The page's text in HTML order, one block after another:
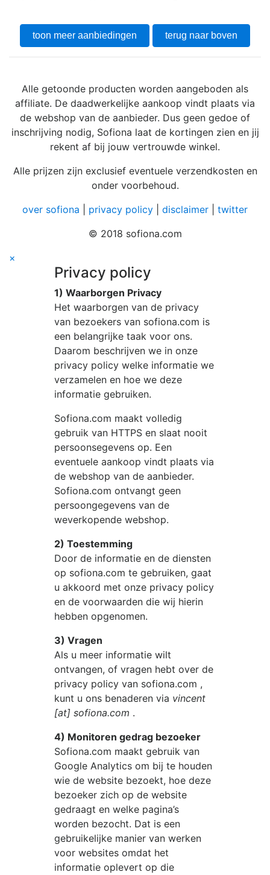
toon meer aanbiedingen terug naar boven
Alle getoonde producten worden aangeboden als
affiliate. De daadwerkelijke aankoop vindt plaats via
de webshop van de aanbieder. Dus geen gedoe of
inschrijving nodig, Sofiona laat de kortingen zien en jij
rekent af bij jouw vertrouwde winkel.
Alle prijzen zijn exclusief eventuele verzendkosten en
onder voorbehoud.
over sofiona
privacy policy disclaimer
twitter
© 2018 sofiona.com
×
Privacy policy
1) Waarborgen Privacy
Het waarborgen van de privacy
van bezoekers van sofiona.com is
een belangrijke taak voor ons.
Daarom beschrijven we in onze
privacy policy welke informatie we
verzamelen en hoe we deze
informatie gebruiken.
Sofiona.com maakt volledig
gebruik van HTTPS en slaat nooit
persoonsegevens op. Een
eventuele aankoop vindt plaats via
de webshop van de aanbieder.
Sofiona.com ontvangt geen
persoongegevens van de
weverkopende webshop.
2) Toestemming
Door de informatie en de diensten
op sofiona.com te gebruiken, gaat
u akkoord met onze privacy policy
en de voorwaarden die wij hierin
hebben opgenomen.
3) Vragen
Als u meer informatie wilt
ontvangen, of vragen hebt over de
privacy policy van sofiona.com ,
kunt u ons benaderen via vincent
[at] sofiona.com .
4) Monitoren gedrag bezoeker
Sofiona.com maakt gebruik van
Google Analytics om bij te houden
wie de website bezoekt, hoe deze
bezoeker zich op de website
gedraagt en welke pagina’s
worden bezocht. Dat is een
gebruikelijke manier van werken
voor websites omdat het
informatie oplevert op die